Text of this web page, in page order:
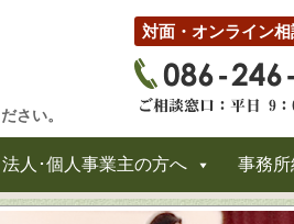
さい。
対面・オンライン
法人･個人事業主の方へ 事務所